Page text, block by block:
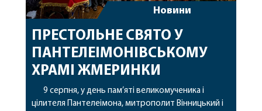
Новини
ПРЕСТОЛЬНЕ СВЯТО У
ПАНТЕЛЕІМОНІВСЬКОМУ
ХРАМІ ЖМЕРИНКИ
9 серпня, у день пам’яті великомученика і
цілителя Пантелеімона, митрополит Вінницький і